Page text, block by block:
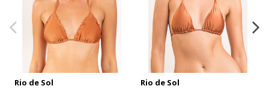
Rio de Sol
Rio de Sol